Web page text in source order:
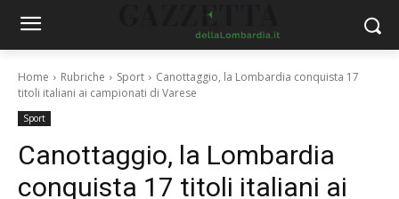
Home Rubriche Sport
Canottaggio, la Lombardia conquista 17
titoli italiani ai campionati di Varese
Sport
Canottaggio, la Lombardia
conquista 17 titoli italiani ai